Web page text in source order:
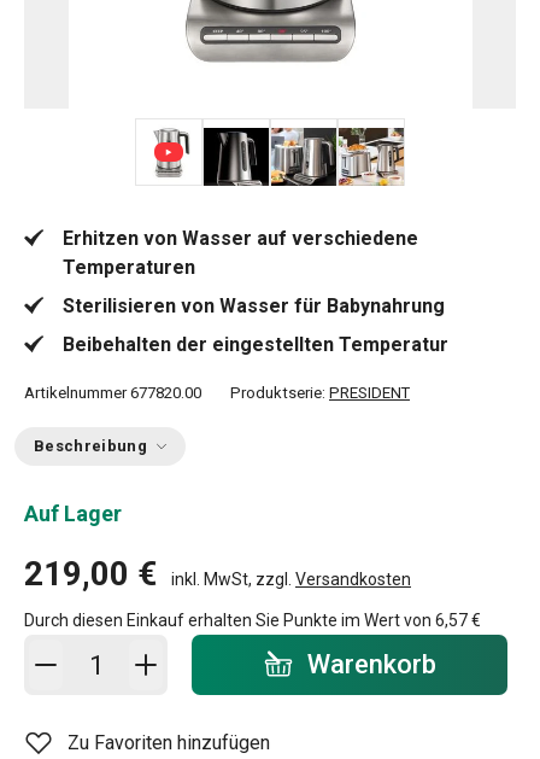
Erhitzen von Wasser auf verschiedene
Temperaturen
Sterilisieren von Wasser für Babynahrung
Beibehalten der eingestellten Temperatur
Artikelnummer 677820.00 Produktserie: PRESIDENT
Beschreibung
Auf Lager
219,00 € inkl. MwSt, zzgl. Versandkosten
Durch diesen Einkauf erhalten Sie Punkte im Wert von 6,57 €
In den Warenkorb - Menge Warenkorb
Zu Favoriten hinzufügen